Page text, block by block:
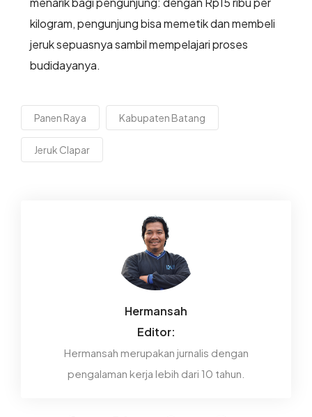
kilogram, pengunjung bisa memetik dan membeli
jeruk sepuasnya sambil mempelajari proses
budidayanya.
Panen Raya Kabupaten Batang
Jeruk Clapar
Hermansah
Editor:
Hermansah merupakan jurnalis dengan
pengalaman kerja lebih dari 10 tahun.